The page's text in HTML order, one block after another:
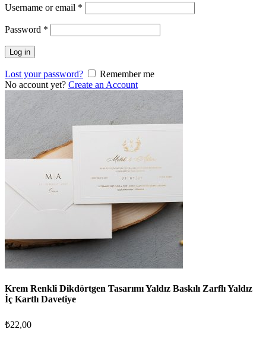
Username or email *
Password *
Log in
Lost your password?
Remember me
No account yet? Create an Account
Krem Renkli Dikdörtgen Tasarımı Yaldız Baskılı Zarflı Yaldız
İç Kartlı Davetiye
₺22,00